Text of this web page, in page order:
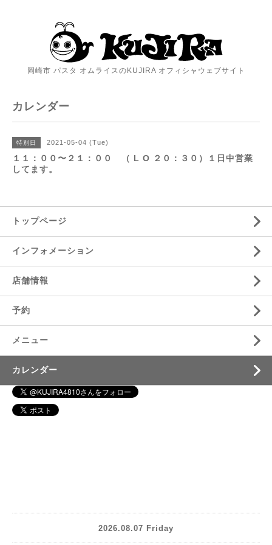
岡崎市 パスタ オムライスのKUJIRA オフィシャウェブサイト
カレンダー
特別日 2021-05-04 (Tue)
１１：００〜２１：００ （ L O ２０：３０）１日中営業
してます。
トップページ
インフォメーション
店舗情報
予約
メニュー
カレンダー
2026.08.07 Friday